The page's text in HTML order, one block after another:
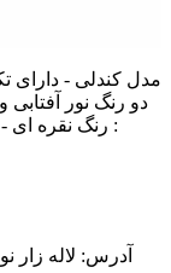
رنگ نقره ای - شار نوری 380 لومن کشور سازنده : ایران برند :
آدرس: لاله زار